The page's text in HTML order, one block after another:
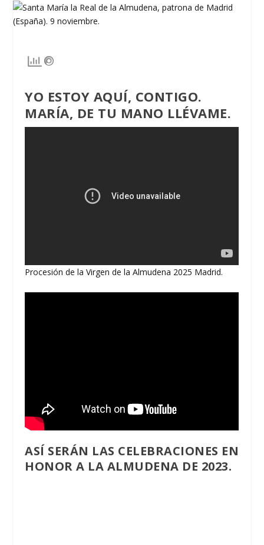
YO ESTOY AQUÍ, CONTIGO.
MARÍA, DE TU MANO LLÉVAME.
Procesión de la Virgen de la Almudena 2025 Madrid.
ASÍ SERÁN LAS CELEBRACIONES EN
HONOR A LA ALMUDENA DE 2023.